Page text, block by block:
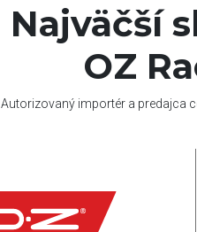
Najväčší
OZ
Autorizovaný importér a predajca